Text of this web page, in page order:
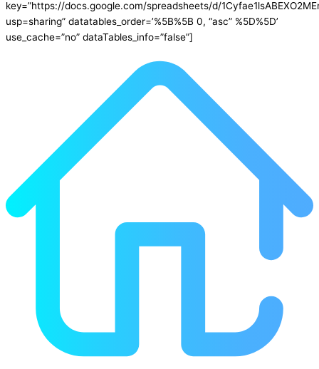
key=”https://docs.google.com/spreadsheets/d/
usp=sharing” datatables_order=’%5B%5B 0, “asc” %5D%5D’
use_cache=”no” dataTables_info=”false”]